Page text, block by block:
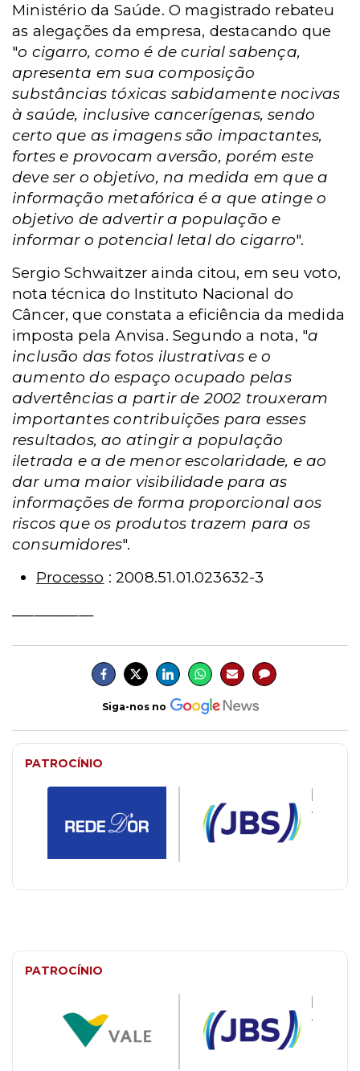
Ministério da Saúde. O magistrado rebateu
as alegações da empresa, destacando que
"o cigarro, como é de curial sabença,
apresenta em sua composição
substâncias tóxicas sabidamente nocivas
à saúde, inclusive cancerígenas, sendo
certo que as imagens são impactantes,
fortes e provocam aversão, porém este
deve ser o objetivo, na medida em que a
informação metafórica é a que atinge o
objetivo de advertir a população e
informar o potencial letal do cigarro".
Sergio Schwaitzer ainda citou, em seu voto,
nota técnica do Instituto Nacional do
Câncer, que constata a eficiência da medida
imposta pela Anvisa. Segundo a nota, "a
inclusão das fotos ilustrativas e o
aumento do espaço ocupado pelas
advertências a partir de 2002 trouxeram
importantes contribuições para esses
resultados, ao atingir a população
iletrada e a de menor escolaridade, e ao
dar uma maior visibilidade para as
informações de forma proporcional aos
riscos que os produtos trazem para os
consumidores".
Processo : 2008.51.01.023632-3
Siga-nos no
PATROCÍNIO
PATROCÍNIO